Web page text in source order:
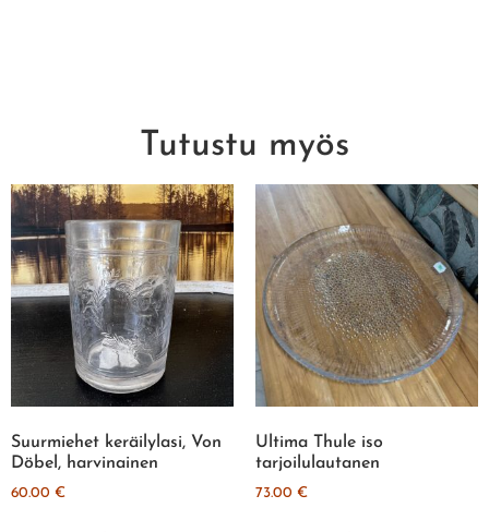
Tutustu myös
Suurmiehet keräilylasi, Von
Döbel, harvinainen
60.00 €
Ultima Thule iso
tarjoilulautanen
73.00 €